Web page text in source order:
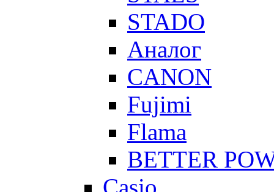
STADO
Аналог
CANON
Fujimi
Flama
BETTER